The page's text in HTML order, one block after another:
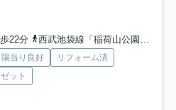
22分
西武池袋線「稲荷山公園」駅 徒歩22分
陽当り良好
リフォーム済
ット